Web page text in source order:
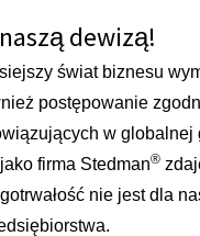
dewizą!
świat biznesu
postępowanie
w globalnej
firma Stedman®
nie jest dla